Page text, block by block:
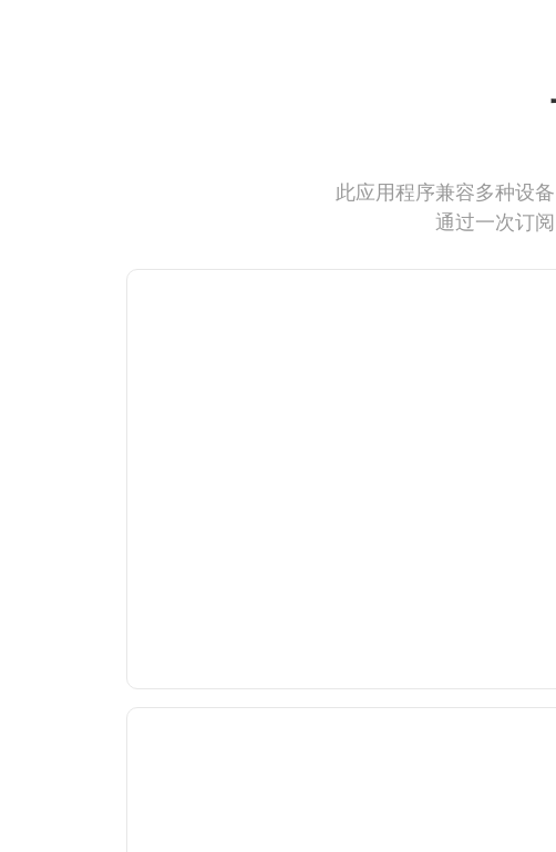
此应用程序兼容多种设
通过一次订